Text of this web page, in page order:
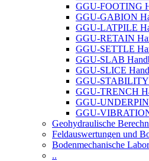
GGU-FOOTING
GGU-GABION
GGU-LATPILE
GGU-RETAIN
GGU-SETTLE
GGU-SLAB
GGU-SLICE
GGU-STABILITY
GGU-TRENCH
GGU-UNDERPIN
GGU-
Geohydraulische
Feldauswertungen und
Bodenmechanische
..